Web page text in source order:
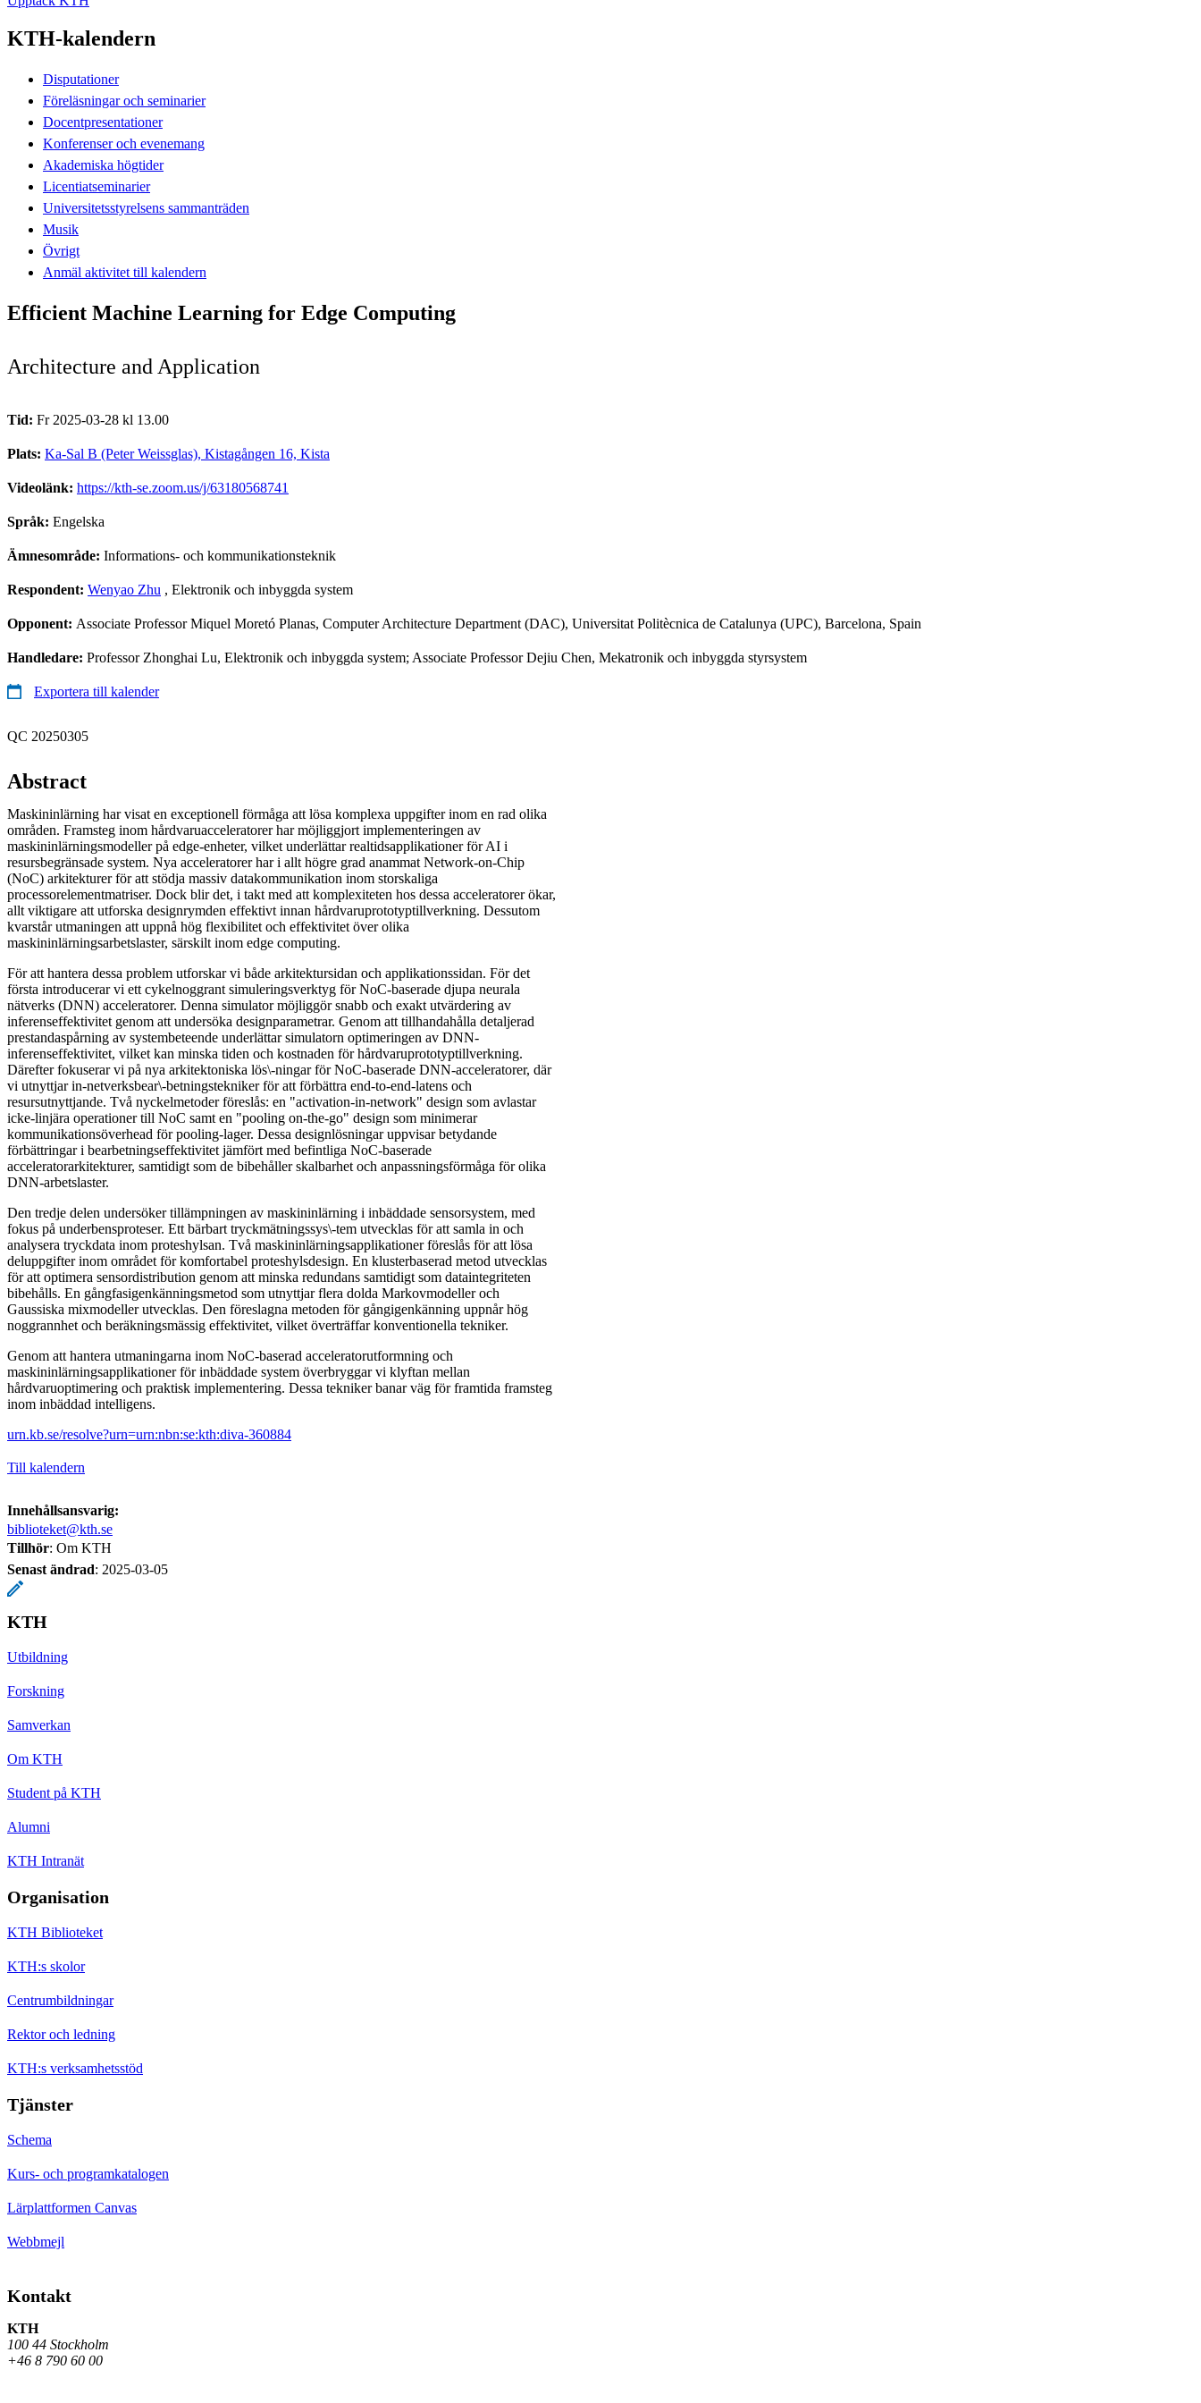
KTH-kalendern
Disputationer
Föreläsningar och seminarier
Docentpresentationer
Konferenser och evenemang
Akademiska högtider
Licentiatseminarier
Universitetsstyrelsens sammanträden
Musik
Övrigt
Anmäl aktivitet till kalendern
Efficient Machine Learning for Edge Computing
Architecture and Application
Tid: Fr 2025-03-28 kl 13.00
Plats: Ka-Sal B (Peter Weissglas), Kistagången 16, Kista
Videolänk: https://kth-se.zoom.us/j/63180568741
Språk: Engelska
Ämnesområde: Informations- och kommunikationsteknik
Respondent: Wenyao Zhu , Elektronik och inbyggda system
Opponent: Associate Professor Miquel Moretó Planas, Computer Architecture Department (DAC), Universitat Politècnica de Catalunya (UPC), Barcelona, Spain
Handledare: Professor Zhonghai Lu, Elektronik och inbyggda system; Associate Professor Dejiu Chen, Mekatronik och inbyggda styrsystem
Exportera till kalender
QC 20250305
Abstract
Maskininlärning har visat en exceptionell förmåga att lösa komplexa uppgifter inom en rad olika
områden. Framsteg inom hårdvaruacceleratorer har möjliggjort implementeringen av
maskininlärningsmodeller på edge-enheter, vilket underlättar realtidsapplikationer för AI i
resursbegränsade system. Nya acceleratorer har i allt högre grad anammat Network-on-Chip
(NoC) arkitekturer för att stödja massiv datakommunikation inom storskaliga
processorelementmatriser. Dock blir det, i takt med att komplexiteten hos dessa acceleratorer ökar,
allt viktigare att utforska designrymden effektivt innan hårdvaruprototyptillverkning. Dessutom
kvarstår utmaningen att uppnå hög flexibilitet och effektivitet över olika
maskininlärningsarbetslaster, särskilt inom edge computing.
För att hantera dessa problem utforskar vi både arkitektursidan och applikationssidan. För det
första introducerar vi ett cykelnoggrant simuleringsverktyg för NoC-baserade djupa neurala
nätverks (DNN) acceleratorer. Denna simulator möjliggör snabb och exakt utvärdering av
inferenseffektivitet genom att undersöka designparametrar. Genom att tillhandahålla detaljerad
prestandaspårning av systembeteende underlättar simulatorn optimeringen av DNN-
inferenseffektivitet, vilket kan minska tiden och kostnaden för hårdvaruprototyptillverkning.
Därefter fokuserar vi på nya arkitektoniska lös\-ningar för NoC-baserade DNN-acceleratorer, där
vi utnyttjar in-netverksbear\-betningstekniker för att förbättra end-to-end-latens och
resursutnyttjande. Två nyckelmetoder föreslås: en "activation-in-network" design som avlastar
icke-linjära operationer till NoC samt en "pooling on-the-go" design som minimerar
kommunikationsöverhead för pooling-lager. Dessa designlösningar uppvisar betydande
förbättringar i bearbetningseffektivitet jämfört med befintliga NoC-baserade
acceleratorarkitekturer, samtidigt som de bibehåller skalbarhet och anpassningsförmåga för olika
DNN-arbetslaster.
Den tredje delen undersöker tillämpningen av maskininlärning i inbäddade sensorsystem, med
fokus på underbensproteser. Ett bärbart tryckmätningssys\-tem utvecklas för att samla in och
analysera tryckdata inom proteshylsan. Två maskininlärningsapplikationer föreslås för att lösa
deluppgifter inom området för komfortabel proteshylsdesign. En klusterbaserad metod utvecklas
för att optimera sensordistribution genom att minska redundans samtidigt som dataintegriteten
bibehålls. En gångfasigenkänningsmetod som utnyttjar flera dolda Markovmodeller och
Gaussiska mixmodeller utvecklas. Den föreslagna metoden för gångigenkänning uppnår hög
noggrannhet och beräkningsmässig effektivitet, vilket överträffar konventionella tekniker.
Genom att hantera utmaningarna inom NoC-baserad acceleratorutformning och
maskininlärningsapplikationer för inbäddade system överbryggar vi klyftan mellan
hårdvaruoptimering och praktisk implementering. Dessa tekniker banar väg för framtida framsteg
inom inbäddad intelligens.
urn.kb.se/resolve?urn=urn:nbn:se:kth:diva-360884
Till kalendern
Innehållsansvarig:
biblioteket@kth.se
Tillhör: Om KTH
Senast ändrad: 2025-03-05
KTH
Utbildning
Forskning
Samverkan
Om KTH
Student på KTH
Alumni
KTH Intranät
Organisation
KTH Biblioteket
KTH:s skolor
Centrumbildningar
Rektor och ledning
KTH:s verksamhetsstöd
Tjänster
Schema
Kurs- och programkatalogen
Lärplattformen Canvas
Webbmejl
Kontakt
KTH
100 44 Stockholm
+46 8 790 60 00